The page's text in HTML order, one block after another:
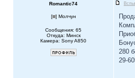
Romantic74
[ ] Молчун
Сообщения: 65
Откуда: Минск
Камера: Sony A850
280
29-